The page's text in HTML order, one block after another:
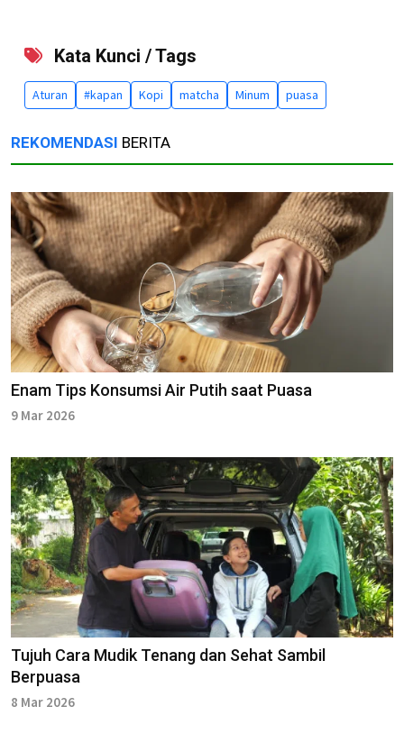
Kata Kunci / Tags
Aturan #kapan Kopi matcha Minum puasa
REKOMENDASI BERITA
Enam Tips Konsumsi Air Putih saat Puasa
9 Mar 2026
Tujuh Cara Mudik Tenang dan Sehat Sambil
Berpuasa
8 Mar 2026